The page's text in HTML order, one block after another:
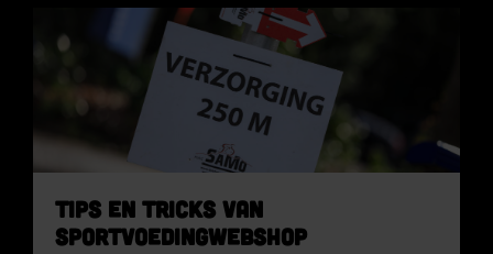
Tips en Tricks van
Sportvoedingwebshop